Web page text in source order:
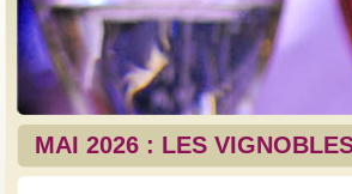
MAI 2026 : LES